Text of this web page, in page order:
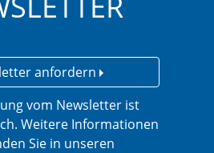
anfordern
vom Newsletter ist
Weitere Informationen
Sie in unseren